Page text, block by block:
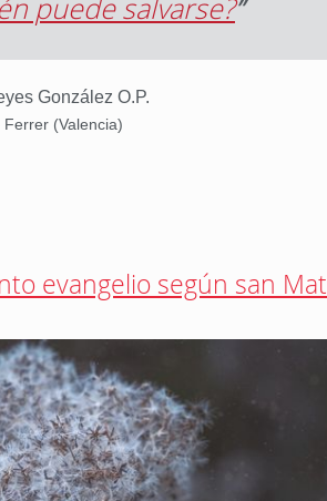
puede salvarse?”
González O.P.
(Valencia)
evangelio según san